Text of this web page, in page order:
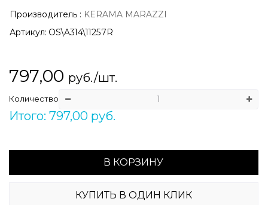
Производитель : KERAMA MARAZZI
Артикул: OS\A314\11257R
797,00 руб./шт.
Количество
Итого: 797,00 руб.
В КОРЗИНУ
КУПИТЬ В ОДИН КЛИК